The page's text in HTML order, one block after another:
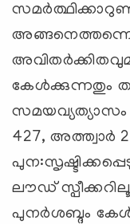
കേള്‍ക്കുന്നതും
സമയവ്യത്യാസം
427, അത്ത്വാര്‍
ലൗഡ്
പുനര്‍ശബ്ദം